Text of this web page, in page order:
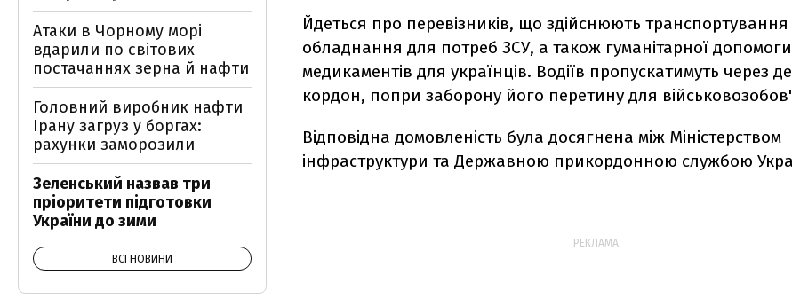
Йдеться про перевізників, що здійснюють транспортування
обладнання для потреб ЗСУ, а також гуманітарної
медикаментів для українців. Водіїв пропускатимуть через
кордон, попри заборону його перетину для
Відповідна домовленість була досягнена між Міністерством
інфраструктури та Державною прикордонною службою
РЕКЛАМА:
Атаки в Чорному морі
вдарили по світових
постачаннях зерна й нафти
Головний виробник нафти
Ірану загруз у боргах:
рахунки заморозили
Зеленський назвав три
пріоритети підготовки
України до зими
ВСІ НОВИНИ